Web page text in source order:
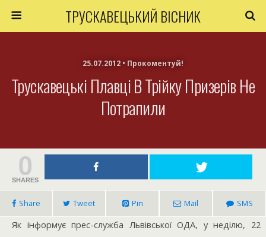
ТРУСКАВЕЦЬКИЙ ВІСНИК
25.07.2012 • Прокоментуй!
Трускавецькі Плавці В Трійку Призерів Не
Потрапили
0
SHARES
Share Tweet Pin Mail SMS
Як інформує прес-служба Львівської ОДА, у неділю, 22